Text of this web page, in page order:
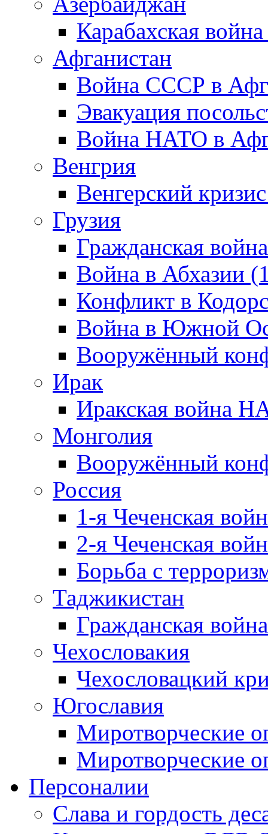
Карабахская
Афганистан
Война СССР в
Эвакуация
Война НАТО в
Венгрия
Венгерский
Грузия
Гражданская
Война в Абхазии
Конфликт в
Война в Южной
Вооружённый
Ирак
Иракская война
Монголия
Вооружённый
Россия
1-я Чеченская
2-я Чеченская
Борьба с
Таджикистан
Гражданская
Чехословакия
Чехословацкий
Югославия
Миротворческие
Миротворческие
Персоналии
Слава и гордость